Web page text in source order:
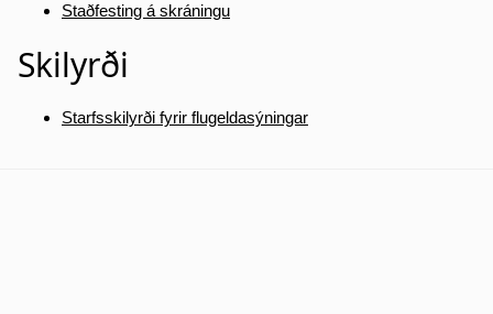
Staðfesting á skráningu
Skilyrði
Starfsskilyrði fyrir flugeldasýningar